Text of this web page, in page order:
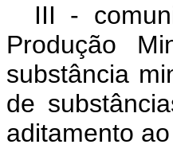
III -
Produção
substância
de
aditamento